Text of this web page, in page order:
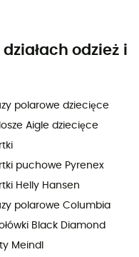
odzież i
polarowe dziecięce
Aigle dziecięce
puchowe Pyrenex
Helly Hansen
polarowe Columbia
Black Diamond
Meindl